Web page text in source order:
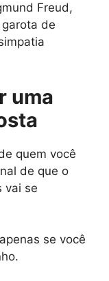
Freud,
de
uma
quem você
de que o
vai se
se você